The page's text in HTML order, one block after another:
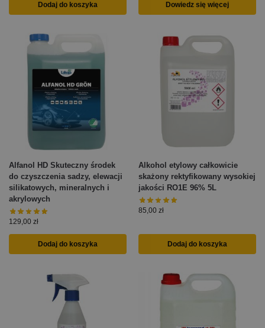
Dodaj do koszyka Dowiedz się więcej
Alfanol HD Skuteczny środek
do czyszczenia sadzy, elewacji
silikatowych, mineralnych i
akrylowych
129,00 zł
Dodaj do koszyka
Alkohol etylowy całkowicie
skażony rektyfikowany wysokiej
jakości RO1E 96% 5L
85,00 zł
Dodaj do koszyka